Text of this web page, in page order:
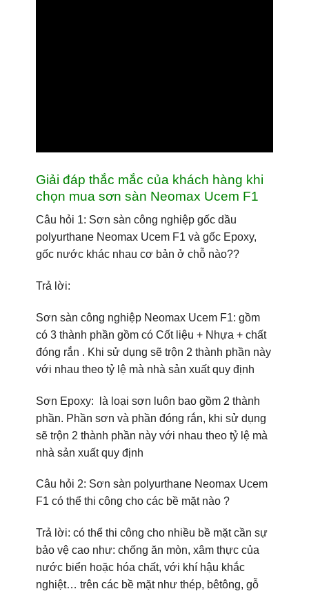
Giải đáp thắc mắc của khách hàng khi
chọn mua sơn sàn Neomax Ucem F1
Câu hỏi 1: Sơn sàn công nghiệp gốc dầu
polyurthane Neomax Ucem F1 và gốc Epoxy,
gốc nước khác nhau cơ bản ở chỗ nào??
Trả lời:
Sơn sàn công nghiệp Neomax Ucem F1: gồm
có 3 thành phần gồm có Cốt liệu + Nhựa + chất
đóng rắn . Khi sử dụng sẽ trộn 2 thành phần này
với nhau theo tỷ lệ mà nhà sản xuất quy định
Sơn Epoxy: là loại sơn luôn bao gồm 2 thành
phần. Phần sơn và phần đóng rắn, khi sử dụng
sẽ trộn 2 thành phần này với nhau theo tỷ lệ mà
nhà sản xuất quy định
Câu hỏi 2: Sơn sàn polyurthane Neomax Ucem
F1 có thể thi công cho các bề mặt nào ?
Trả lời: có thể thi công cho nhiều bề mặt cần sự
bảo vệ cao như: chống ăn mòn, xâm thực của
nước biển hoặc hóa chất, với khí hậu khắc
nghiệt… trên các bề mặt như thép, bêtông, gỗ